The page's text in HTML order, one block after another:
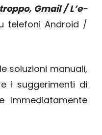
Gmail / L’e-
telefoni Android /
soluzioni manuali,
i suggerimenti di
immediatamente